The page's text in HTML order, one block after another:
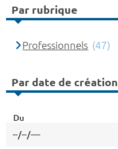
Par rubrique
Professionnels (47)
Par date de création
Du